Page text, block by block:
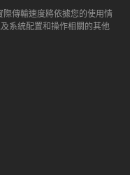
際傳輸速度將依據您的使用情
系統配置和操作相關的其他